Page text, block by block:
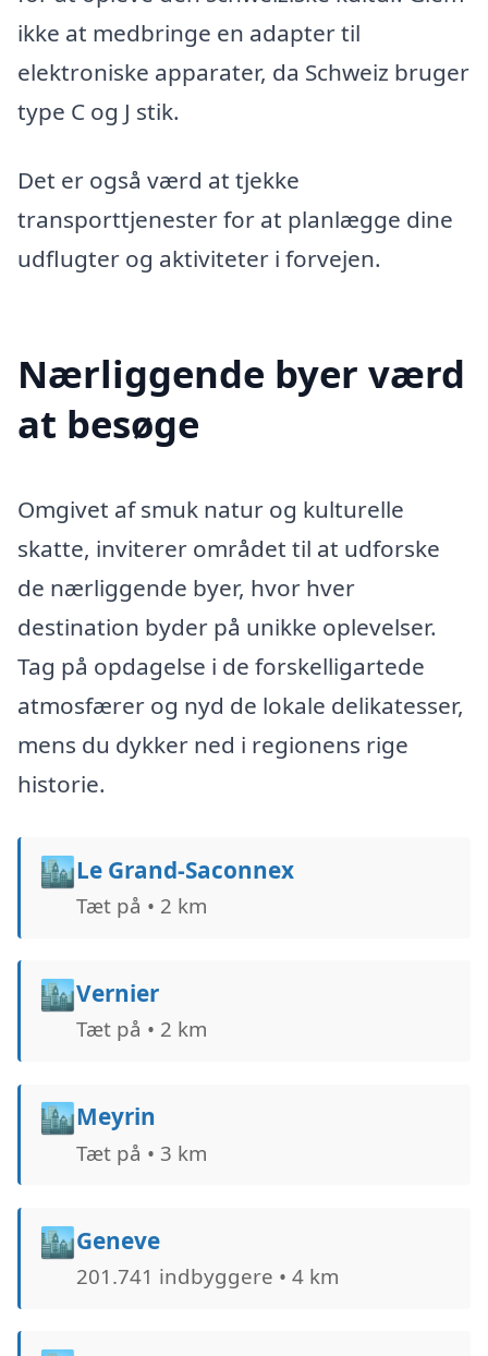
ikke at medbringe en adapter til
elektroniske apparater, da Schweiz bruger
type C og J stik.
Det er også værd at tjekke
transporttjenester for at planlægge dine
udflugter og aktiviteter i forvejen.
Nærliggende byer værd
at besøge
Omgivet af smuk natur og kulturelle
skatte, inviterer området til at udforske
de nærliggende byer, hvor hver
destination byder på unikke oplevelser.
Tag på opdagelse i de forskelligartede
atmosfærer og nyd de lokale delikatesser,
mens du dykker ned i regionens rige
historie.
🏙️Le Grand-Saconnex
Tæt på • 2 km
🏙️Vernier
Tæt på • 2 km
🏙️Meyrin
Tæt på • 3 km
🏙️Geneve
201.741 indbyggere • 4 km